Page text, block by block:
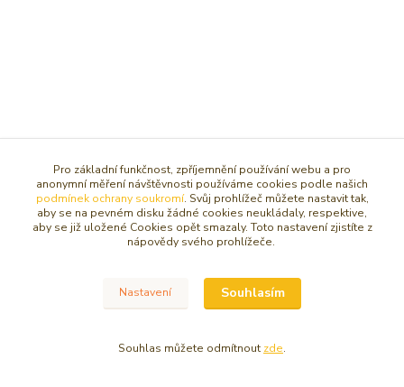
Pro základní funkčnost, zpříjemnění používání webu a pro
anonymní měření návštěvnosti používáme cookies podle našich
podmínek ochrany soukromí. Svůj prohlížeč můžete nastavit tak,
aby se na pevném disku žádné cookies neukládaly, respektive,
aby se již uložené Cookies opět smazaly. Toto nastavení zjistíte z
nápovědy svého prohlížeče.
Nastavení Souhlasím
Souhlas můžete odmítnout zde.